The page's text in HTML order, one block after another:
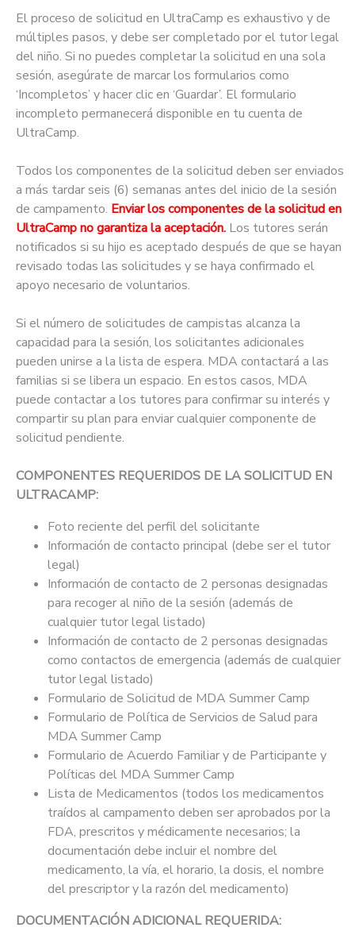
El proceso de solicitud en UltraCamp es exhaustivo y de
múltiples pasos, y debe ser completado por el tutor legal
del niño. Si no puedes completar la solicitud en una sola
sesión, asegúrate de marcar los formularios como
‘Incompletos’ y hacer clic en ‘Guardar’. El formulario
incompleto permanecerá disponible en tu cuenta de
UltraCamp.
Todos los componentes de la solicitud deben ser enviados
a más tardar seis (6) semanas antes del inicio de la sesión
de campamento. Enviar los componentes de la solicitud en
UltraCamp no garantiza la aceptación. Los tutores serán
notificados si su hijo es aceptado después de que se hayan
revisado todas las solicitudes y se haya confirmado el
apoyo necesario de voluntarios.
Si el número de solicitudes de campistas alcanza la
capacidad para la sesión, los solicitantes adicionales
pueden unirse a la lista de espera. MDA contactará a las
familias si se libera un espacio. En estos casos, MDA
puede contactar a los tutores para confirmar su interés y
compartir su plan para enviar cualquier componente de
solicitud pendiente.
COMPONENTES REQUERIDOS DE LA SOLICITUD EN
ULTRACAMP:
Foto reciente del perfil del solicitante
Información de contacto principal (debe ser el tutor
legal)
Información de contacto de 2 personas designadas
para recoger al niño de la sesión (además de
cualquier tutor legal listado)
Información de contacto de 2 personas designadas
como contactos de emergencia (además de cualquier
tutor legal listado)
Formulario de Solicitud de MDA Summer Camp
Formulario de Política de Servicios de Salud para
MDA Summer Camp
Formulario de Acuerdo Familiar y de Participante y
Políticas del MDA Summer Camp
Lista de Medicamentos (todos los medicamentos
traídos al campamento deben ser aprobados por la
FDA, prescritos y médicamente necesarios; la
documentación debe incluir el nombre del
medicamento, la vía, el horario, la dosis, el nombre
del prescriptor y la razón del medicamento)
DOCUMENTACIÓN ADICIONAL REQUERIDA: